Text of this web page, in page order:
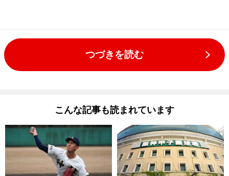
つづきを読む
こんな記事も読まれています